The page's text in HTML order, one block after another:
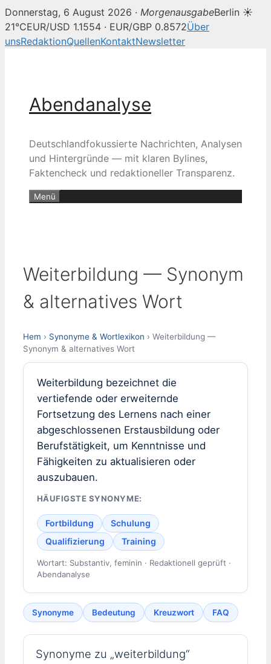
Donnerstag, 6 August 2026 · MorgenausgabeBerlin ☀
21°CEUR/USD 1.1554 · EUR/GBP 0.8572Über
unsRedaktionQuellenKontaktNewsletter
Abendanalyse
Deutschlandfokussierte Nachrichten, Analysen
und Hintergründe — mit klaren Bylines,
Faktencheck und redaktioneller Transparenz.
Menü
Weiterbildung — Synonym
& alternatives Wort
Hem › Synonyme & Wortlexikon › Weiterbildung —
Synonym & alternatives Wort
Weiterbildung bezeichnet die
vertiefende oder erweiternde
Fortsetzung des Lernens nach einer
abgeschlossenen Erstausbildung oder
Berufstätigkeit, um Kenntnisse und
Fähigkeiten zu aktualisieren oder
auszubauen.
HÄUFIGSTE SYNONYME:
Fortbildung
Schulung
Qualifizierung
Training
Wortart: Substantiv, feminin · Redaktionell geprüft ·
Abendanalyse
Synonyme Bedeutung Kreuzwort FAQ
Synonyme zu „weiterbildung“